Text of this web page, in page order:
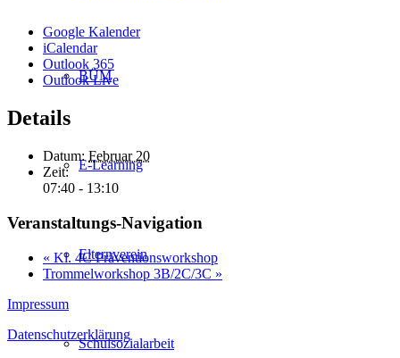
BÜM
E-Learning
Elternverein
Schulsozialarbeit
Google Kalender
iCalendar
Outlook 365
Outlook Live
Details
Datum: Februar 20
Zeit:
07:40 - 13:10
Veranstaltungs-Navigation
« Kl. 4C Präventionsworkshop
Trommelworkshop 3B/2C/3C »
Impressum
Datenschutzerklärung